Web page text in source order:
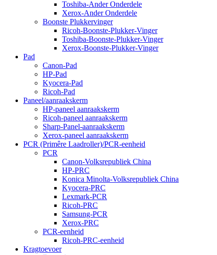
Toshiba-Ander Onderdele
Xerox-Ander Onderdele
Boonste Plukkervinger
Ricoh-Boonste-Plukker-Vinger
Toshiba-Boonste-Plukker-Vinger
Xerox-Boonste-Plukker-Vinger
Pad
Canon-Pad
HP-Pad
Kyocera-Pad
Ricoh-Pad
Paneel/aanraakskerm
HP-paneel aanraakskerm
Ricoh-paneel aanraakskerm
Sharp-Panel-aanraakskerm
Xerox-paneel aanraakskerm
PCR (Primêre Laadroller)/PCR-eenheid
PCR
Canon-Volksrepubliek China
HP-PRC
Konica Minolta-Volksrepubliek China
Kyocera-PRC
Lexmark-PCR
Ricoh-PRC
Samsung-PCR
Xerox-PRC
PCR-eenheid
Ricoh-PRC-eenheid
Kragtoevoer